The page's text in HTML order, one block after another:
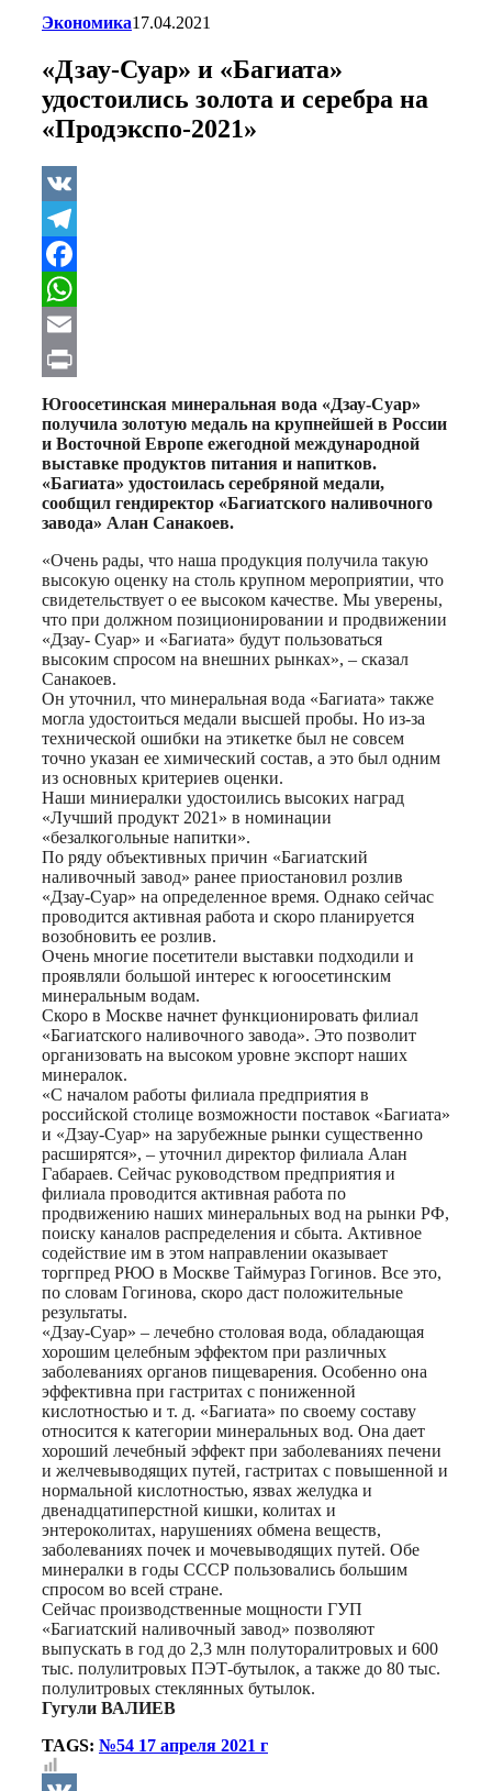
Экономика17.04.2021
«Дзау-Суар» и «Багиата»
удостоились золота и серебра на
«Продэкспо-2021»
VK
Telegram
Facebook
WhatsApp
Email
Print
Югоосетинская минеральная вода «Дзау-Суар»
получила золотую медаль на крупнейшей в России
и Восточной Европе ежегодной международной
выставке продуктов питания и напитков.
«Багиата» удостоилась серебряной медали,
сообщил гендиректор «Багиатского наливочного
завода» Алан Санакоев.
«Очень рады, что наша продукция получила такую
высокую оценку на столь крупном мероприятии, что
свидетельствует о ее высоком качестве. Мы уверены,
что при должном позиционировании и продвижении
«Дзау- Суар» и «Багиата» будут пользоваться
высоким спросом на внешних рынках», – сказал
Санакоев.
Он уточнил, что минеральная вода «Багиата» также
могла удостоиться медали высшей пробы. Но из-за
технической ошибки на этикетке был не совсем
точно указан ее химический состав, а это был одним
из основных критериев оценки.
Наши миниералки удостоились высоких наград
«Лучший продукт 2021» в номинации
«безалкогольные напитки».
По ряду объективных причин «Багиатский
наливочный завод» ранее приостановил розлив
«Дзау-Суар» на определенное время. Однако сейчас
проводится активная работа и скоро планируется
возобновить ее розлив.
Очень многие посетители выставки подходили и
проявляли большой интерес к югоосетинским
минеральным водам.
Скоро в Москве начнет функционировать филиал
«Багиатского наливочного завода». Это позволит
организовать на высоком уровне экспорт наших
минералок.
«С началом работы филиала предприятия в
российской столице возможности поставок «Багиата»
и «Дзау-Суар» на зарубежные рынки существенно
расширятся», – уточнил директор филиала Алан
Габараев. Сейчас руководством предприятия и
филиала проводится активная работа по
продвижению наших минеральных вод на рынки РФ,
поиску каналов распределения и сбыта. Активное
содействие им в этом направлении оказывает
торгпред РЮО в Москве Таймураз Гогинов. Все это,
по словам Гогинова, скоро даст положительные
результаты.
«Дзау-Суар» – лечебно столовая вода, обладающая
хорошим целебным эффектом при различных
заболеваниях органов пищеварения. Особенно она
эффективна при гастритах с пониженной
кислотностью и т. д. «Багиата» по своему составу
относится к категории минеральных вод. Она дает
хороший лечебный эффект при заболеваниях печени
и желчевыводящих путей, гастритах с повышенной и
нормальной кислотностью, язвах желудка и
двенадцатиперстной кишки, колитах и
энтероколитах, нарушениях обмена веществ,
заболеваниях почек и мочевыводящих путей. Обе
минералки в годы СССР пользовались большим
спросом во всей стране.
Сейчас производственные мощности ГУП
«Багиатский наливочный завод» позволяют
выпускать в год до 2,3 млн полуторалитровых и 600
тыс. полулитровых ПЭТ-бутылок, а также до 80 тыс.
полулитровых стеклянных бутылок.
Гугули ВАЛИЕВ
TAGS: №54 17 апреля 2021 г